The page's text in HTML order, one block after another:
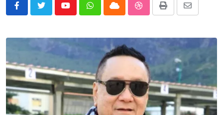
YoutubeWhatsappCloud StumbleUpon
Print
Share
Email